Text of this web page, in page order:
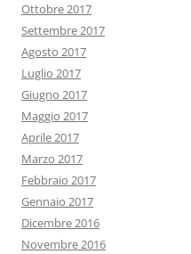
Ottobre 2017
Settembre 2017
Agosto 2017
Luglio 2017
Giugno 2017
Maggio 2017
Aprile 2017
Marzo 2017
Febbraio 2017
Gennaio 2017
Dicembre 2016
Novembre 2016